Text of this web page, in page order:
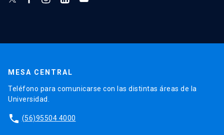
MESA CENTRAL
Teléfono para comunicarse con las distintas áreas de la
Universidad.
phone (56)95504 4000